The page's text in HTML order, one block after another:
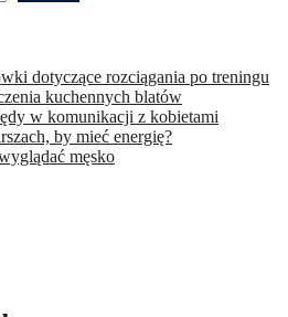
dotyczące rozciągania po treningu
kuchennych blatów
w komunikacji z kobietami
by mieć energię?
męsko